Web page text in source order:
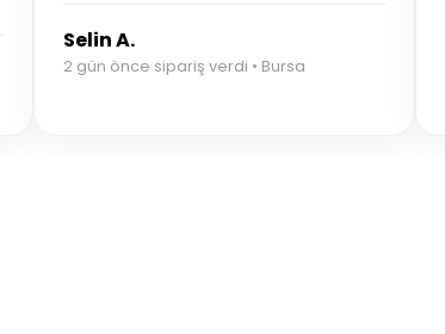
Selin A.
2 gün önce sipariş verdi • Bursa